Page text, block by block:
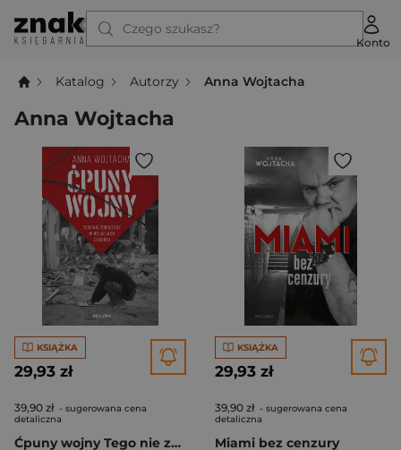
Czego szukasz?
Konto
Katalog Autorzy Anna Wojtacha
Anna Wojtacha
KSIĄŻKA
29,93 zł
39,90 zł - sugerowana cena
detaliczna
Ćpuny wojny Tego nie zobaczysz w relacjach z frontu
KSIĄŻKA
29,93 zł
39,90 zł - sugerowana cena
detaliczna
Miami bez cenzury